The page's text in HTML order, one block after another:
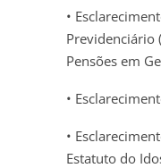
•
Previdenciário
Pensões em
•
•
Estatuto do